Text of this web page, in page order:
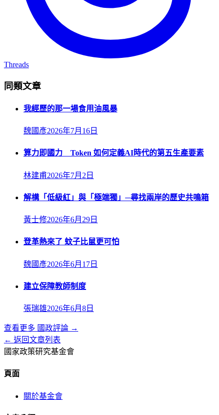
Threads
同類文章
我經歷的那一場食用油風暴
魏國彥2026年7月16日
算力即國力 Token 如何定義AI時代的第五生產要素
林建甫2026年7月2日
解構「低級紅」與「極端獨」─尋找兩岸的歷史共鳴箱
黃士修2026年6月29日
登革熱來了 蚊子比鼠更可怕
魏國彥2026年6月17日
建立保障教師制度
張瑞雄2026年6月8日
查看更多 國政評論 →
← 返回文章列表
國家政策研究基金會
頁面
關於基金會